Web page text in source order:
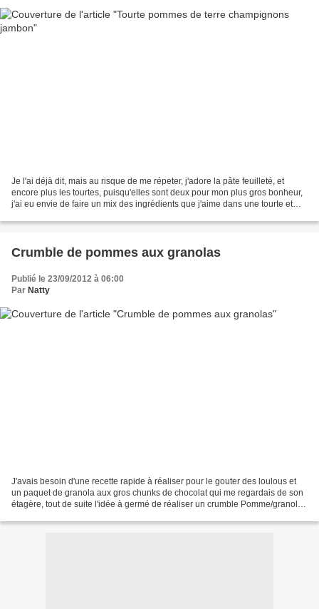
Je l'ai déjà dit, mais au risque de me répeter, j'adore la pâte feuilleté, et
encore plus les tourtes, puisqu'elles sont deux pour mon plus gros bonheur,
j'ai eu envie de faire un mix des ingrédients que j'aime dans une tourte et
Crumble de pommes aux granolas
Publié le 23/09/2012 à 06:00
Par Natty
J'avais besoin d'une recette rapide à réaliser pour le gouter des loulous et
un paquet de granola aux gros chunks de chocolat qui me regardais de son
étagère, tout de suite l'idée à germé de réaliser un crumble Pomme/granola.